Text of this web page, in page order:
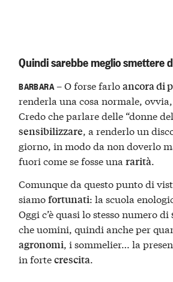
Quindi sarebbe meglio smettere
BARBARA– O forse farloancora di
renderla una cosa normale,
Credo che parlare delle “donne
sensibilizzare, a renderlo un
giorno, in modo da non doverlo
fuori come se fosse unararità.
Comunque da questo punto di
siamofortunati: la scuola
Oggi c’è quasi lo stesso numero di
che uomini, quindi anche per
agronomi, i sommelier… la
in fortecrescita.